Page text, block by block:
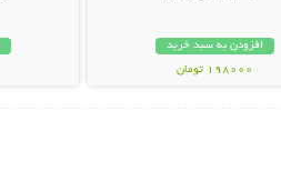
افزودن به سبد خرید
198000 تومان